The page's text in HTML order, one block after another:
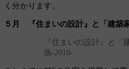
く分かります。
５月 『住まいの設計』と「建築
『住まいの設計』と「
係‐2010‐